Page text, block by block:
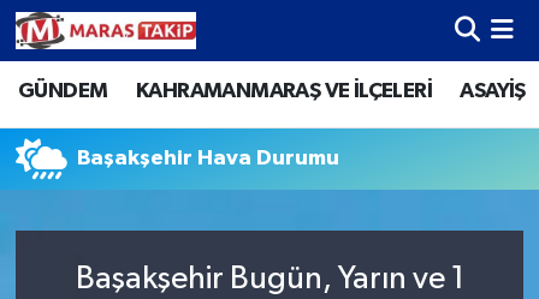
GÜNDEM KAHRAMANMARAŞ VE İLÇELERİ ASAYİŞ
Başakşehir Hava Durumu
Başakşehir Bugün, Yarın ve 1
Kahramanmaraş Nöbetçi Eczaneler
Kahramanmaraş Hava Durumu
Kahramanmaraş Trafik Yoğunluk Haritası